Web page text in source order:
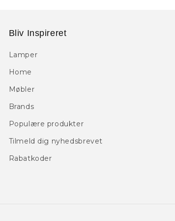
Bliv Inspireret
Lamper
Home
Møbler
Brands
Populære produkter
Tilmeld dig nyhedsbrevet
Rabatkoder